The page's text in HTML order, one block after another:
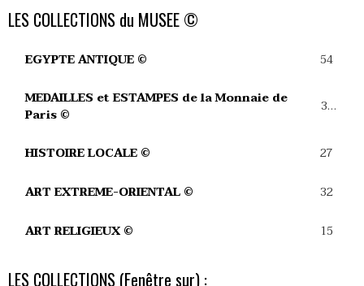
LES COLLECTIONS du MUSEE ©
EGYPTE ANTIQUE © 54
MEDAILLES et ESTAMPES de la Monnaie de
Paris ©
39
HISTOIRE LOCALE © 27
ART EXTREME-ORIENTAL © 32
ART RELIGIEUX © 15
LES COLLECTIONS (Fenêtre sur) :